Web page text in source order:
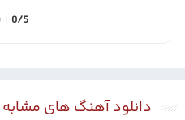
0/5
|
دانلود آهنگ های مشابه